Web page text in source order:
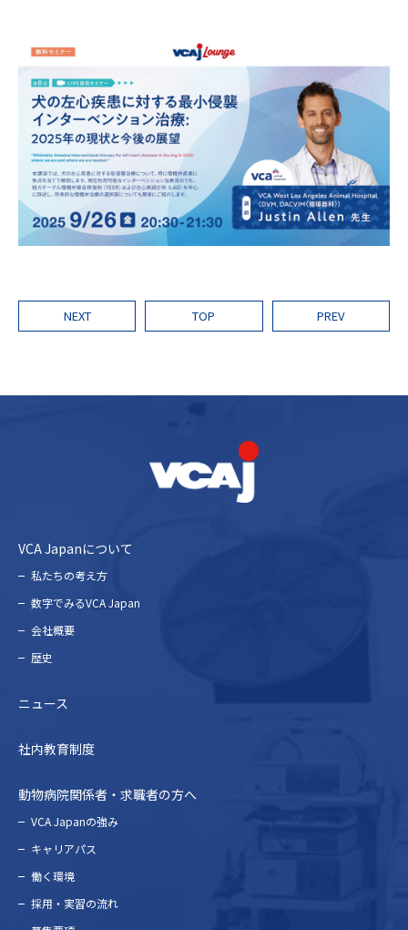
NEXT TOP PREV
VCA Japanについて
私たちの考え⽅
数字でみるVCA Japan
会社概要
歴史
ニュース
社内教育制度
動物病院関係者・求職者の方へ
VCA Japanの強み
キャリアパス
働く環境
採⽤・実習の流れ